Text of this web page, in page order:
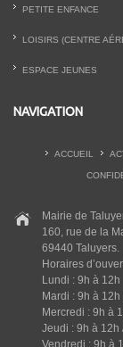
PETITE ENFANCE
LOISIRS (CENTRE
ESPACE JEUNES
NAVIGATION
ACCUEIL
Mairie de
160, rue de la
69440 Taluyers.
Horaires
Lundi : 9h à 12h
Mardi : 9h à
Mercredi : 9h à
Jeudi : 9h à 12h
Vendredi : 9h à